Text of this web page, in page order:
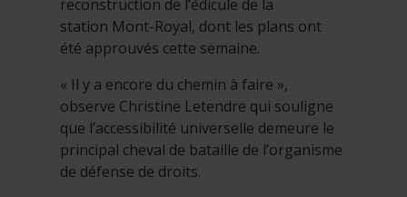
reconstruction de l’édicule de la
station Mont-Royal, dont les plans ont
été approuvés cette semaine.
« Il y a encore du chemin à faire »,
observe Christine Letendre qui souligne
que l’accessibilité universelle demeure le
principal cheval de bataille de l’organisme
de défense de droits.